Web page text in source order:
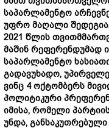
საპარლამენტო
უფრო მაღალი
2021 წლის
მაშინ რეფერენდუმად
საპარლამენტო
გადავუხადო,
ვინც 4 ოქტომბერს
პოლიტიკური
იმისა, რომელი
უნდა,